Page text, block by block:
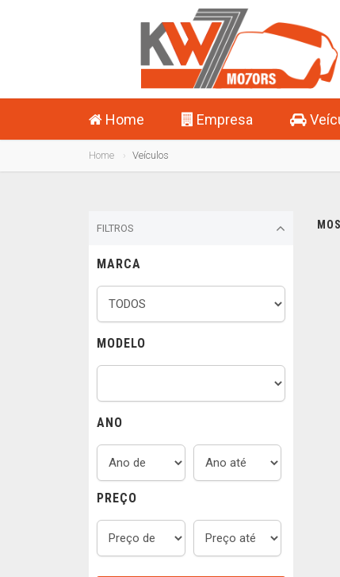
Home Empresa
Home Veículos
FILTROS
MARCA
MODELO
ANO
PREÇO